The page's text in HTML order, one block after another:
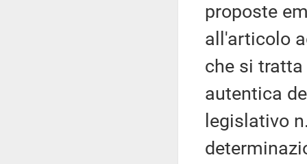
proposte
all'articolo
che si
autentica
legislativo